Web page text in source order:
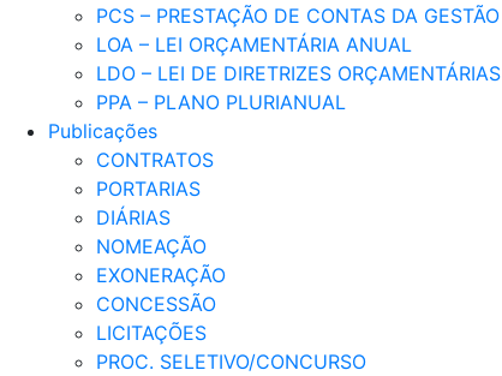
PCS – PRESTAÇÃO DE CONTAS DA GESTÃO
LOA – LEI ORÇAMENTÁRIA ANUAL
LDO – LEI DE DIRETRIZES ORÇAMENTÁRIAS
PPA – PLANO PLURIANUAL
Publicações
CONTRATOS
PORTARIAS
DIÁRIAS
NOMEAÇÃO
EXONERAÇÃO
CONCESSÃO
LICITAÇÕES
PROC. SELETIVO/CONCURSO